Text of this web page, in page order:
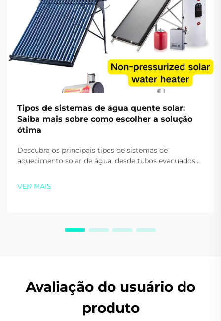
Tipos de sistemas de água quente solar:
Saiba mais sobre como escolher a solução
ótima
Descubra os principais tipos de sistemas de
aquecimento solar de água, desde tubos evacuados
especializada ainda hoje.
VER MAIS
Avaliação do usuário do
produto